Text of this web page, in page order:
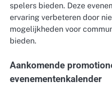
spelers bieden. Deze
ervaring verbeteren door
mogelijkheden voor
bieden.
Aankomende
evenementenkalender